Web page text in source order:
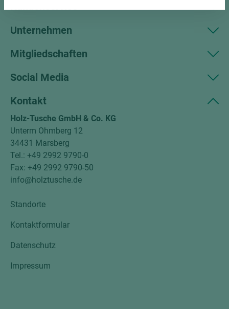
Kundenservice
Unternehmen
Mitgliedschaften
Social Media
Kontakt
Holz-Tusche GmbH & Co. KG
Unterm Ohmberg 12
34431 Marsberg
Tel.: +49 2992 9790-0
Fax: +49 2992 9790-50
info@holztusche.de
Standorte
Kontaktformular
Datenschutz
Impressum